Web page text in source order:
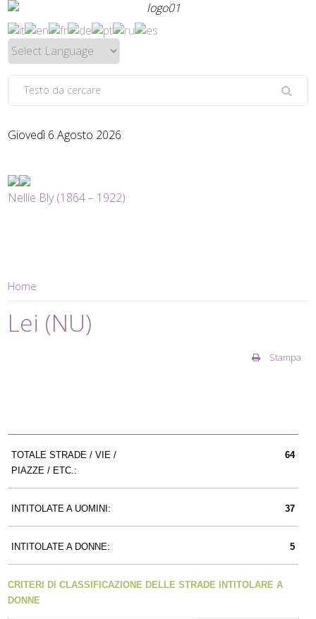
Giovedì 6 Agosto 2026
Nellie Bly (1864 – 1922)
Home
Lei (NU)
Stampa
TOTALE STRADE / VIE /
PIAZZE / ETC.:
64
INTITOLATE A UOMINI: 37
INTITOLATE A DONNE: 5
CRITERI DI CLASSIFICAZIONE DELLE STRADE INTITOLARE A
DONNE